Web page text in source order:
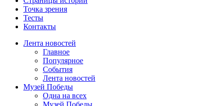
Точка зрения
Тесты
Контакты
Лента новостей
Главное
Популярное
События
Лента новостей
Музей Победы
Одна на всех
Музей Победы